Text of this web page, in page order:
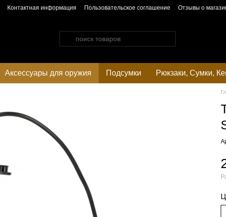
Контактная информация Пользовательское соглашение Отзывы о
Аксессуары для оружия Подсумки Рюкзаки, Сумки,